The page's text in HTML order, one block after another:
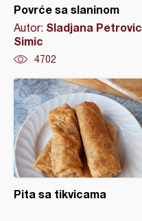
Povrće sa slaninom
Autor: Sladjana Petrovic
Simic
4702
Pita sa tikvicama